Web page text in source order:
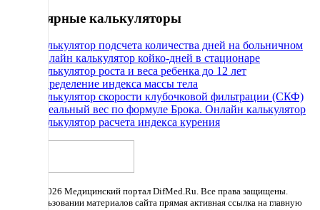
Популярные калькуляторы
Калькулятор подсчета количества дней на больничном
Онлайн калькулятор койко-дней в стационаре
Калькулятор роста и веса ребенка до 12 лет
Определение индекса массы тела
Калькулятор скорости клубочковой фильтрации (СКФ)
Идеальный вес по формуле Брока. Онлайн калькулятор
Калькулятор расчета индекса курения
© 2011 - 2026 Медицинский портал DifMed.Ru. Все права защищены.
При использовании материалов сайта прямая активная ссылка на главную